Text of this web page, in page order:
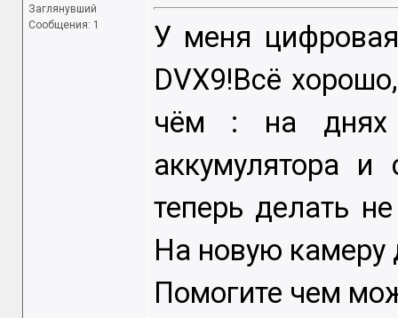
Заглянувший
Сообщения: 1
У меня
DVX9!Всё
чём : на днях
аккумулятора
теперь делать
На новую камеру
Помогите чем